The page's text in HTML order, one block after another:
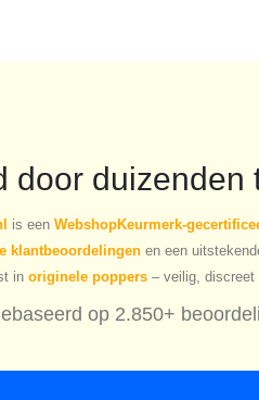
door duizenden
is een WebshopKeurmerk-
klantbeoordelingen en een
in originele poppers – veilig, discreet
op 2.850+